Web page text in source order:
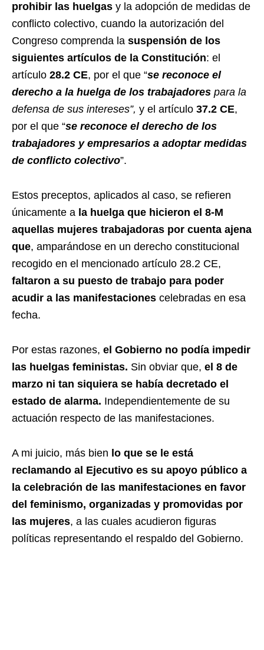
prohibir las huelgas y la adopción de medidas de
conflicto colectivo, cuando la autorización del
Congreso comprenda la suspensión de los
siguientes artículos de la Constitución: el
artículo 28.2 CE, por el que “se reconoce el
derecho a la huelga de los trabajadores para la
defensa de sus intereses”, y el artículo 37.2 CE,
por el que “se reconoce el derecho de los
trabajadores y empresarios a adoptar medidas
de conflicto colectivo”.
Estos preceptos, aplicados al caso, se refieren
únicamente a la huelga que hicieron el 8-M
aquellas mujeres trabajadoras por cuenta ajena
que, amparándose en un derecho constitucional
recogido en el mencionado artículo 28.2 CE,
faltaron a su puesto de trabajo para poder
acudir a las manifestaciones celebradas en esa
fecha.
Por estas razones, el Gobierno no podía impedir
las huelgas feministas. Sin obviar que, el 8 de
marzo ni tan siquiera se había decretado el
estado de alarma. Independientemente de su
actuación respecto de las manifestaciones.
A mi juicio, más bien lo que se le está
reclamando al Ejecutivo es su apoyo público a
la celebración de las manifestaciones en favor
del feminismo, organizadas y promovidas por
las mujeres, a las cuales acudieron figuras
políticas representando el respaldo del Gobierno.